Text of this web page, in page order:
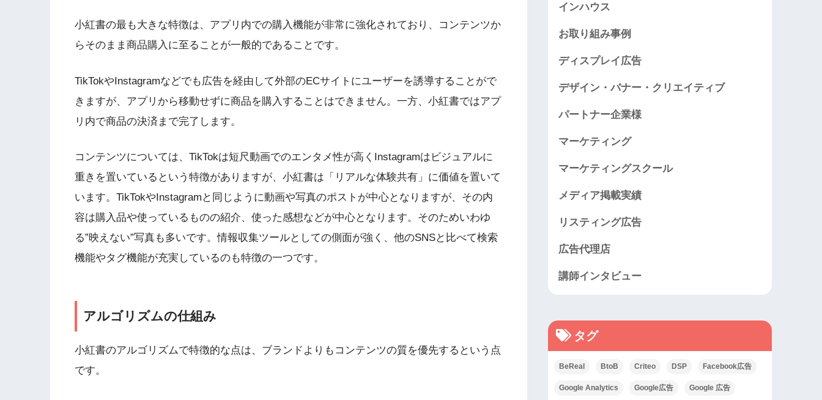
小紅書の最も大きな特徴は、アプリ内での購入機能が非常に強化されており、コンテンツか
らそのまま商品購入に至ることが一般的であることです。
TikTokやInstagramなどでも広告を経由して外部のECサイトにユーザーを誘導することがで
きますが、アプリから移動せずに商品を購入することはできません。一方、小紅書ではアプ
リ内で商品の決済まで完了します。
コンテンツについては、TikTokは短尺動画でのエンタメ性が高くInstagramはビジュアルに
重きを置いているという特徴がありますが、小紅書は「リアルな体験共有」に価値を置いて
います。TikTokやInstagramと同じように動画や写真のポストが中心となりますが、その内
容は購入品や使っているものの紹介、使った感想などが中心となります。そのためいわゆ
る”映えない”写真も多いです。情報収集ツールとしての側面が強く、他のSNSと比べて検索
機能やタグ機能が充実しているのも特徴の一つです。
アルゴリズムの仕組み
小紅書のアルゴリズムで特徴的な点は、ブランドよりもコンテンツの質を優先するという点
です。
インハウス
お取り組み事例
ディスプレイ広告
デザイン・バナー・クリエイティブ
パートナー企業様
マーケティング
マーケティングスクール
メディア掲載実績
リスティング広告
広告代理店
講師インタビュー
タグ
BeReal BtoB Criteo DSP Facebook広告
Google Analytics Google広告 Google 広告